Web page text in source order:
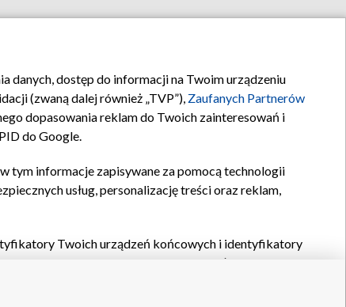
Kontakt
danych, dostęp do informacji na Twoim urządzeniu
(zwaną dalej również „TVP”), Zaufanych Partnerów
dopasowania reklam do Twoich zainteresowań i
do Google.
w tym informacje zapisywane za pomocą technologii
usług, personalizację treści oraz reklam,
Twoich urządzeń końcowych i identyfikatory
oraz pozostałych
reklam, wyboru spersonalizowanych
pomiaru wydajności reklam, pomiaru wydajności